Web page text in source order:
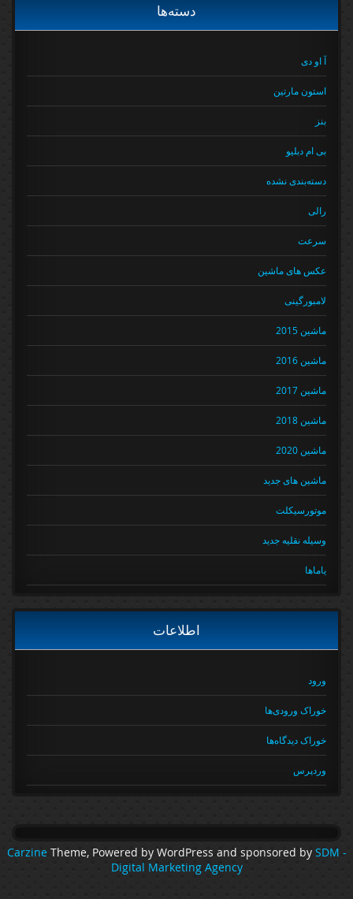
دسته‌ها
آ او دی
استون مارتین
بی ام دبلیو
دسته‌بندی نشده
رالی
سرعت
عکس های ماشین
لامبورگینی
ماشین 2015
ماشین 2016
ماشین 2017
ماشین 2018
ماشین 2020
ماشین های جدید
موتورسیکلت
وسیله نقلیه جدید
یاماها
اطلاعات
ورود
خوراک ورودی‌ها
خوراک دیدگاه‌ها
وردپرس
CarzineTheme, Powered by WordPress and sponsored by
Digital Marketing Agency